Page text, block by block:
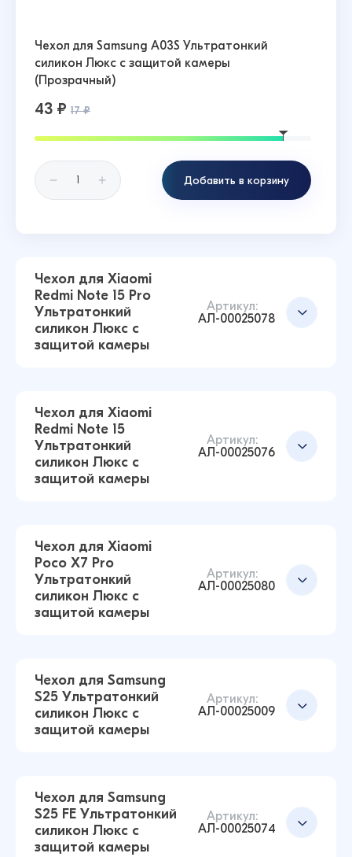
Чехол для Samsung A03S Ультратонкий
силикон Люкс с защитой камеры
(Прозрачный)
43 ₽ 17 ₽
Добавить в корзину
Чехол для Xiaomi
Redmi Note 15 Pro
Ультратонкий
силикон Люкс с
защитой камеры
Артикул:
АЛ-00025078
Чехол для Xiaomi Redmi Note 15 Pro
Ультратонкий силикон Люкс с защитой
камеры (Прозрачный)
Добавить в корзину
Чехол для Xiaomi
Redmi Note 15
Ультратонкий
силикон Люкс с
защитой камеры
Артикул:
АЛ-00025076
Чехол для Xiaomi Redmi Note 15 Ультратонкий
силикон Люкс с защитой камеры
(Прозрачный)
Добавить в корзину
Чехол для Xiaomi
Poco X7 Pro
Ультратонкий
силикон Люкс с
защитой камеры
Артикул:
АЛ-00025080
Чехол для Xiaomi Poco X7 Pro Ультратонкий
силикон Люкс с защитой камеры
Чехол для Samsung
S25 Ультратонкий
силикон Люкс с
защитой камеры
Артикул:
АЛ-00025009
Чехол для Samsung
S25 FE Ультратонкий
силикон Люкс с
защитой камеры
Артикул:
АЛ-00025074